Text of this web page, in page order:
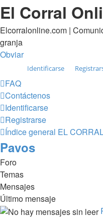
El Corral
Elcorralonline.com |
granja
Obviar
Identificarse
FAQ
Contáctenos
Identificarse
Registrarse
Índice general EL
Pavos
Foro
Temas
Mensajes
Último mensaje